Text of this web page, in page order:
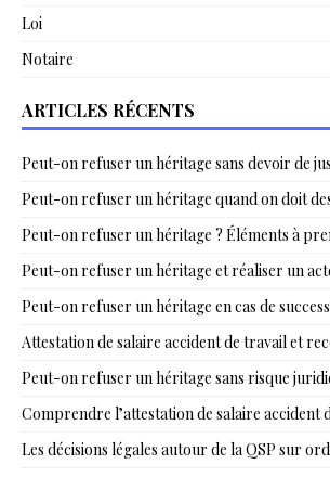
Loi
Notaire
ARTICLES RÉCENTS
Peut-on refuser un héritage sans devoir de
Peut-on refuser un héritage quand on doit
Peut-on refuser un héritage ? Éléments à
Peut-on refuser un héritage et réaliser un
Peut-on refuser un héritage en cas de
Attestation de salaire accident de travail et
Peut-on refuser un héritage sans risque
Comprendre l’attestation de salaire accident
Les décisions légales autour de la QSP sur